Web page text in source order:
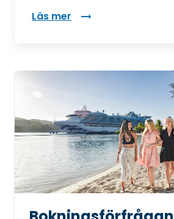
Läs mer
: